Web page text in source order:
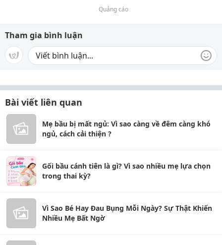
Quảng cáo
Tham gia bình luận
Bài viết liên quan
Mẹ bầu bị mất ngủ: Vì sao càng về đêm càng khó
ngủ, cách cải thiện ?
Gối bầu cánh tiên là gì? Vì sao nhiều mẹ lựa chọn
trong thai kỳ?
Vì Sao Bé Hay Đau Bụng Mỗi Ngày? Sự Thật Khiến
Nhiều Mẹ Bất Ngờ